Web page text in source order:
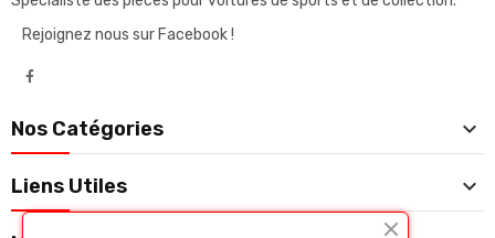
Rejoignez nous sur Facebook !
Nos Catégories 
Liens Utiles 